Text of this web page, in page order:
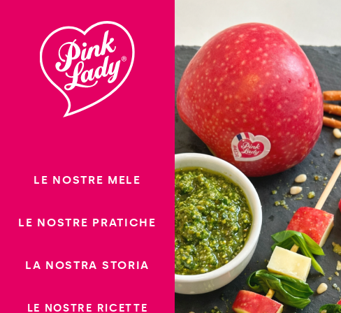
contenuto
LE NOSTRE MELE
LE NOSTRE PRATICHE
LA NOSTRA STORIA
LE NOSTRE RICETTE